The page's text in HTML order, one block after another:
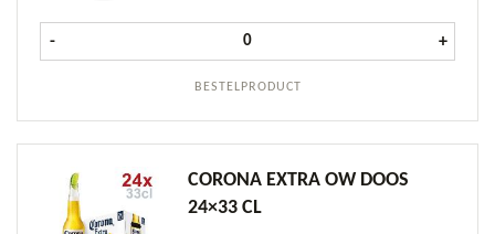
BESTELPRODUCT
- Wilderen Cuvée Clarisse Whiskey
+
CORONA EXTRA OW DOOS
24×33 CL